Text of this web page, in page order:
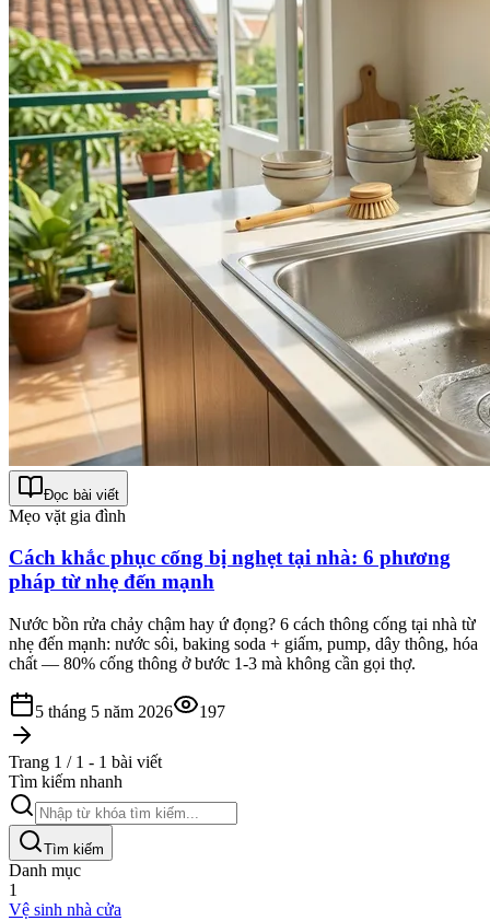
Đọc bài viết
Mẹo vặt gia đình
Cách khắc phục cống bị nghẹt tại nhà: 6 phương
pháp từ nhẹ đến mạnh
Nước bồn rửa chảy chậm hay ứ đọng? 6 cách thông cống tại nhà từ
nhẹ đến mạnh: nước sôi, baking soda + giấm, pump, dây thông, hóa
chất — 80% cống thông ở bước 1-3 mà không cần gọi thợ.
5 tháng 5 năm 2026 197
Trang 1 / 1 - 1 bài viết
Tìm kiếm nhanh
Tìm kiếm
Danh mục
1
Vệ sinh nhà cửa